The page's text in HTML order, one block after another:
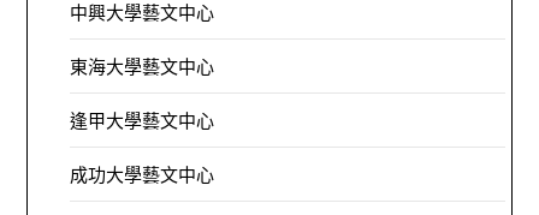
中興大學藝文中心
東海大學藝文中心
逢甲大學藝文中心
成功大學藝文中心